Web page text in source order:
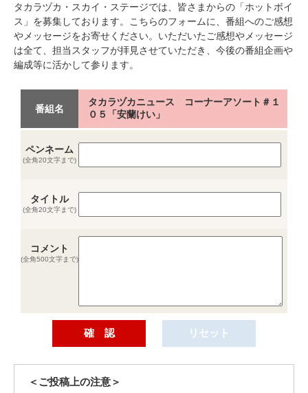
タカラヅカ・スカイ・ステージでは、皆さまからの「ホットボイ
ス」を募集しております。こちらのフォームに、番組へのご感想
やメッセージをお寄せください。いただいたご感想やメッセージ
は全て、担当スタッフが拝見させていただき、今後の番組企画や
編成等に活かして参ります。
番組名
タカラヅカニュース コーナーアソート＃１
０５「安蘭けい」
ペンネーム
(全角20文字まで)
タイトル
(全角20文字まで)
コメント
(全角500文字まで)
＜ご投稿上の注意＞